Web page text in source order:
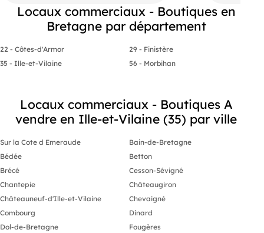
Emplacement exceptionnel en plein
centre-bourg de Pacé, à seulement 16
minutes en bus de la station Villejean-
Université. Liaisons quotidiennes vers
le centre-ville de Rennes avec le réseau
de bus STAR.
devenir !
Locaux livrés bruts de béton, fluides en
Nombreuses activités possibles.
D'autres surfaces disponibles : nous
consulter
Livraison prévue 4ème trimestre 2028.
Grande cave
Locaux commerciaux - Boutiques en
Bretagne par département
22 - Côtes-d'Armor
29 - Finistère
35 - Ille-et-Vilaine
56 - Morbihan
Locaux commerciaux - Boutiques A
vendre en Ille-et-Vilaine (35) par ville
Sur la Cote d Emeraude
Bain-de-Bretagne
Bédée
Betton
Brécé
Cesson-Sévigné
Chantepie
Châteaugiron
Châteauneuf-d'Ille-et-Vilaine
Chevaigné
Combourg
Dinard
Dol-de-Bretagne
Fougères